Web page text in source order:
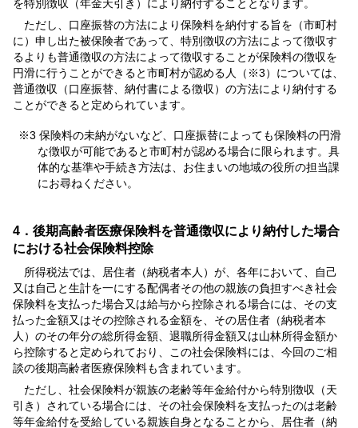
を特別徴収（年金天引き）により納付することとなります。
ただし、口座振替の方法により保険料を納付する旨を（市町村
に）申し出た被保険者であって、特別徴収の方法によって徴収す
るよりも普通徴収の方法によって徴収することが保険料の徴収を
円滑に行うことができると市町村が認める人（※3）については、
普通徴収（口座振替、納付書による徴収）の方法により納付する
ことができると定められています。
※3 保険料の未納がないなど、口座振替によっても保険料の円滑
な徴収が可能であると市町村が認める場合に限られます。具
体的な基準や手続き方法は、お住まいの地域の役所の担当課
にお尋ねください。
4．後期高齢者医療保険料を普通徴収により納付した場合
における社会保険料控除
所得税法では、居住者（納税者本人）が、各年において、自己
又は自己と生計を一にする配偶者その他の親族の負担すべき社会
保険料を支払った場合又は給与から控除される場合には、その支
払った金額又はその控除される金額を、その居住者（納税者本
人）のその年分の総所得金額、退職所得金額又は山林所得金額か
ら控除すると定められており、この社会保険料には、今回のご相
談の後期高齢者医療保険料も含まれています。
ただし、社会保険料が親族の老齢等年金給付から特別徴収（天
引き）されている場合には、その社会保険料を支払ったのは老齢
等年金給付を受給している親族自身となることから、居住者（納